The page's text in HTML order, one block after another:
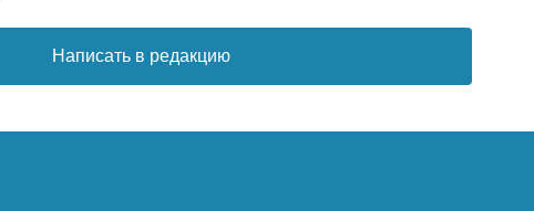
Написать в редакцию